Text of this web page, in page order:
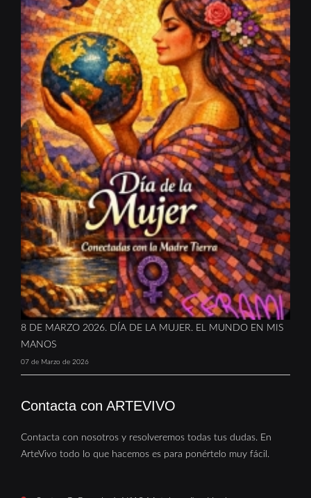
8 DE MARZO 2026. DÍA DE LA MUJER. EL MUNDO EN MIS
MANOS
07 de Marzo de 2026
Contacta con ARTEVIVO
Contacta con nosotros y resolveremos todas tus dudas. En
ArteVivo todo lo que hacemos es para ponértelo muy fácil.